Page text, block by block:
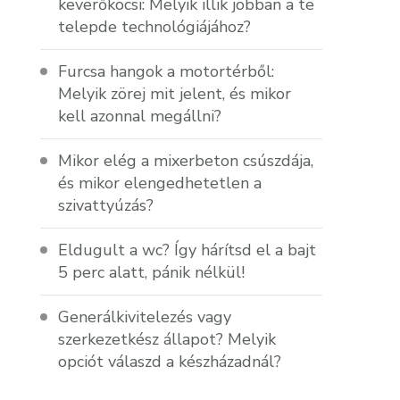
keverőkocsi: Melyik illik jobban a te
telepde technológiájához?
Furcsa hangok a motortérből:
Melyik zörej mit jelent, és mikor
kell azonnal megállni?
Mikor elég a mixerbeton csúszdája,
és mikor elengedhetetlen a
szivattyúzás?
Eldugult a wc? Így hárítsd el a bajt
5 perc alatt, pánik nélkül!
Generálkivitelezés vagy
szerkezetkész állapot? Melyik
opciót válaszd a készházadnál?